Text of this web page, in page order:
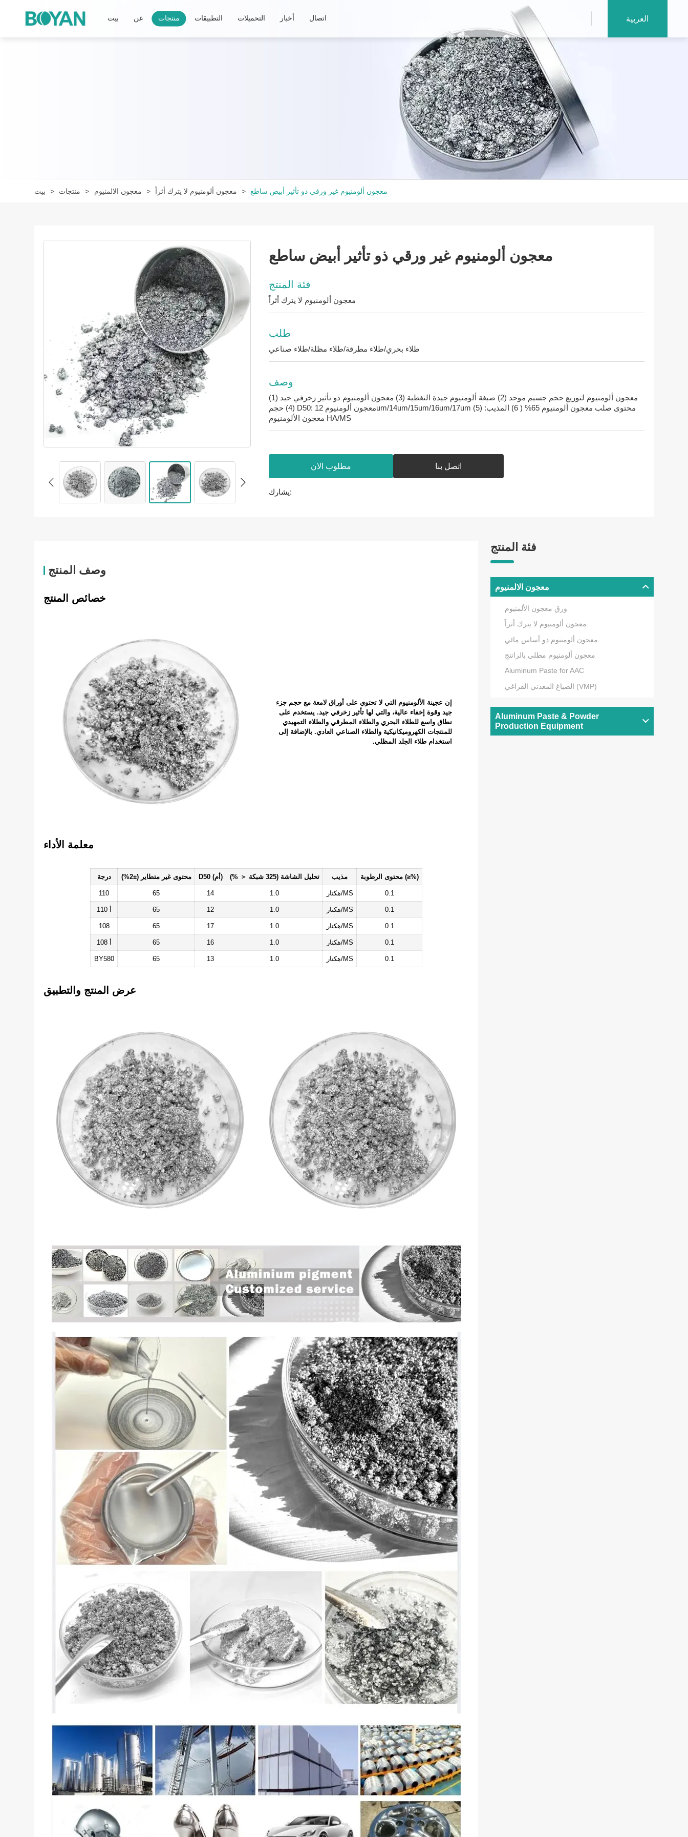
بيت عن منتجات التطبيقات التحميلات أخبار اتصال العربية
بيت منتجات معجون الالمنيوم معجون ألومنيوم لا يترك أثراً معجون ألومنيوم غير ورقي ذو تأثير أبيض ساطع
معجون ألومنيوم غير ورقي ذو تأثير أبيض ساطع
فئة المنتج
معجون ألومنيوم لا يترك أثراً
طلب
طلاء بحري/طلاء مطرقة/طلاء مظلة/طلاء صناعي
وصف
(1) معجون ألومنيوم لتوزيع حجم جسيم موحد (2) صبغة ألومنيوم جيدة التغطية (3) معجون ألومنيوم ذو تأثير زخرفي جيد
(4) حجم D50: معجون ألومنيوم 12um/14um/15um/16um/17um (5) محتوى صلب معجون ألومنيوم 65% ( 6) المذيب:
معجون الألومنيوم HA/MS
مطلوب الان اتصل بنا
يشارك:
وصف المنتج
خصائص المنتج
إن عجينة الألومنيوم التي لا تحتوي على أوراق لامعة مع حجم جزء
جيد وقوة إخفاء عالية، والتي لها تأثير زخرفي جيد. يستخدم على
نطاق واسع للطلاء البحري والطلاء المطرقي والطلاء التمهيدي
للمنتجات الكهروميكانيكية والطلاء الصناعي العادي. بالإضافة إلى
استخدام طلاء الجلد المظلي.
معلمة الأداء
درجة محتوى غير متطاير (±2%) D50 (أم) تحليل الشاشة (325 شبكة ＜ %) مذيب محتوى الرطوبة (≥%)
110 65 14 1.0 هكتار/MS 0.1
110 أ 65 12 1.0 هكتار/MS 0.1
108 65 17 1.0 هكتار/MS 0.1
108 أ 65 16 1.0 هكتار/MS 0.1
BY580 65 13 1.0 هكتار/MS 0.1
عرض المنتج والتطبيق
فئة المنتج
معجون الالمنيوم
ورق معجون الألمنيوم
معجون ألومنيوم لا يترك أثراً
معجون ألومنيوم ذو أساس مائي
معجون ألومنيوم مطلي بالراتنج
Aluminum Paste for AAC
الصباغ المعدني الفراغي (VMP)
Aluminum Paste & Powder
Production Equipment